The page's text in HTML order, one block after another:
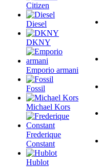
Citizen
Diesel
DKNY
Emporio armani
Fossil
Michael Kors
Frederique
Constant
Hublot